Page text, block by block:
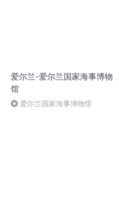
爱尔兰-爱尔兰国家海事博物
馆
爱尔兰国家海事博物馆